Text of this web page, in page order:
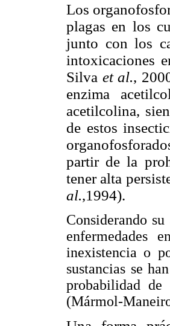
Los
plagas en los
junto con los
intoxicaciones
Silva et al.,
enzima
acetilcolina,
de estos
partir de la
tener alta
al.,1994).
Considerando
enfermedades
inexistencia o
sustancias se
probabilidad de
(Mármol-